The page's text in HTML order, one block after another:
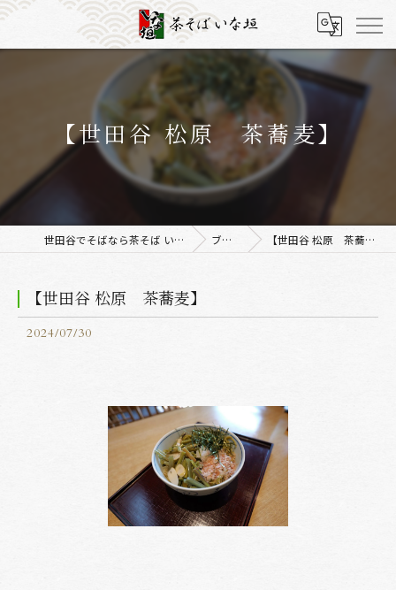
【世田谷 松原 茶蕎麦】
世田谷でそばなら茶そば いな垣 ブログ 【世田谷 松原 茶蕎麦】
【世田谷 松原 茶蕎麦】
2024/07/30